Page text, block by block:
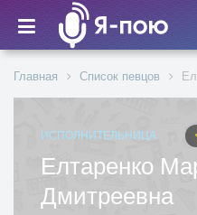
Главная Список певцов
ИСПОЛНИТЕЛЬНИЦА
Елтаренко
Дмитреевна